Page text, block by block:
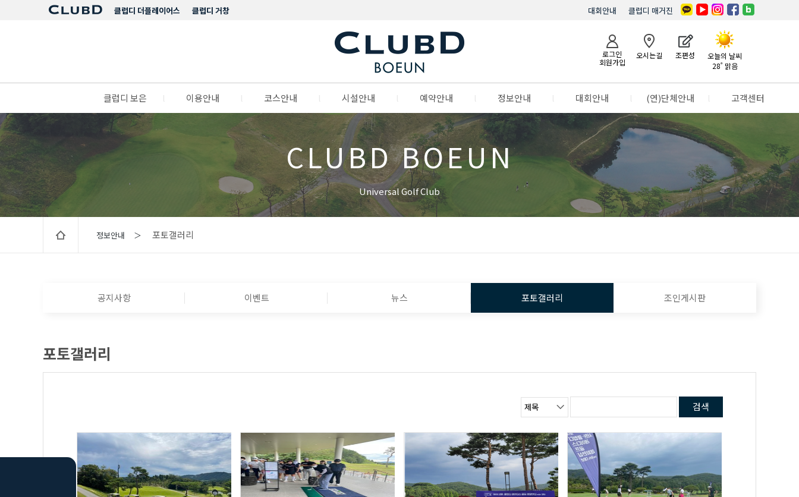
클럽디 거창
클럽디 더플레이어스 클럽디 매거진
대회안내
로그인
회원가입
오시는길 조편성
오늘의 날씨
28˚ 맑음
클럽디 보은 이용안내 코스안내 시설안내 예약안내 정보안내 대회안내 (연)단체안내 고객센터
CLUBD BOEUN
Universal Golf Club
HOME
정보안내 ＞ 포토갤러리
공지사항 이벤트 뉴스 포토갤러리 조인게시판
포토갤러리
검색